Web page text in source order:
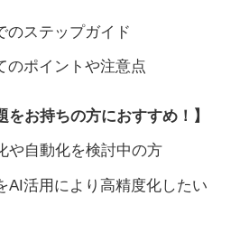
のステップガイド
のポイントや注意点
をお持ちの方におすすめ！】
や自動化を検討中の方
AI活用により高精度化したい